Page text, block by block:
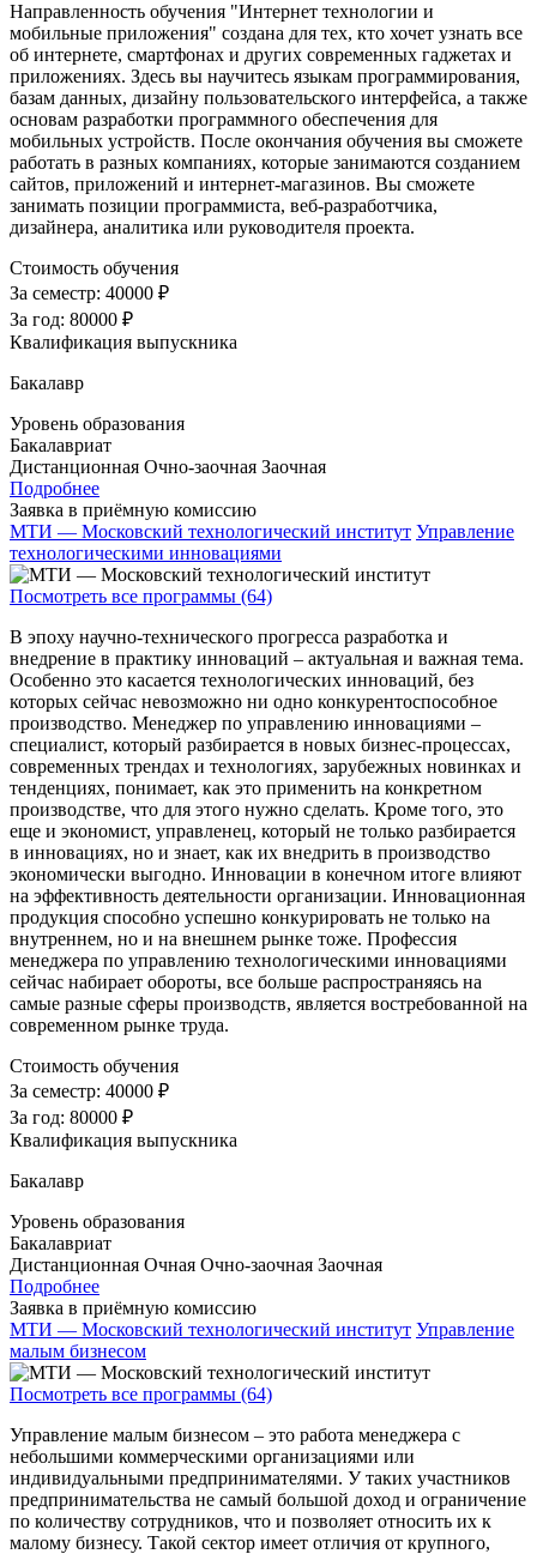
Направленность обучения "Интернет технологии и
мобильные приложения" создана для тех, кто хочет узнать все
об интернете, смартфонах и других современных гаджетах и
приложениях. Здесь вы научитесь языкам программирования,
базам данных, дизайну пользовательского интерфейса, а также
основам разработки программного обеспечения для
мобильных устройств. После окончания обучения вы сможете
работать в разных компаниях, которые занимаются созданием
сайтов, приложений и интернет-магазинов. Вы сможете
занимать позиции программиста, веб-разработчика,
дизайнера, аналитика или руководителя проекта.
Стоимость обучения
За семестр: 40000 ₽
За год: 80000 ₽
Квалификация выпускника
Бакалавр
Уровень образования
Бакалавриат
Дистанционная Очно-заочная Заочная
Подробнее
Заявка в приёмную комиссию
МТИ — Московский технологический институт Управление
технологическими инновациями
Посмотреть все программы (64)
В эпоху научно-технического прогресса разработка и
внедрение в практику инноваций – актуальная и важная тема.
Особенно это касается технологических инноваций, без
которых сейчас невозможно ни одно конкурентоспособное
производство. Менеджер по управлению инновациями –
специалист, который разбирается в новых бизнес-процессах,
современных трендах и технологиях, зарубежных новинках и
тенденциях, понимает, как это применить на конкретном
производстве, что для этого нужно сделать. Кроме того, это
еще и экономист, управленец, который не только разбирается
в инновациях, но и знает, как их внедрить в производство
экономически выгодно. Инновации в конечном итоге влияют
на эффективность деятельности организации. Инновационная
продукция способно успешно конкурировать не только на
внутреннем, но и на внешнем рынке тоже. Профессия
менеджера по управлению технологическими инновациями
сейчас набирает обороты, все больше распространяясь на
самые разные сферы производств, является востребованной на
современном рынке труда.
Стоимость обучения
За семестр: 40000 ₽
За год: 80000 ₽
Квалификация выпускника
Бакалавр
Уровень образования
Бакалавриат
Дистанционная Очная Очно-заочная Заочная
Подробнее
Заявка в приёмную комиссию
МТИ — Московский технологический институт Управление
малым бизнесом
Посмотреть все программы (64)
Управление малым бизнесом – это работа менеджера с
небольшими коммерческими организациями или
индивидуальными предпринимателями. У таких участников
предпринимательства не самый большой доход и ограничение
по количеству сотрудников, что и позволяет относить их к
малому бизнесу. Такой сектор имеет отличия от крупного,